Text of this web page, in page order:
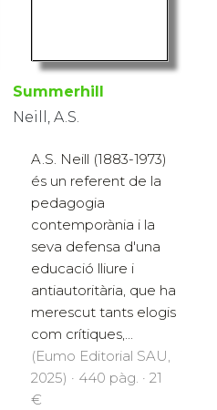
Summerhill
Neill, A.S.
A.S. Neill (1883-1973)
és un referent de la
pedagogia
contemporània i la
seva defensa d'una
educació lliure i
antiautoritària, que ha
merescut tants elogis
com crítiques,...
(Eumo Editorial SAU,
2025) · 440 pàg. · 21
€